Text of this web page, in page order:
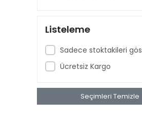
Listeleme
Sadece stoktakileri
Ücretsiz Kargo
Seçimleri Temizle